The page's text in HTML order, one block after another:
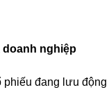
doanh nghiệp
phiếu đang lưu động